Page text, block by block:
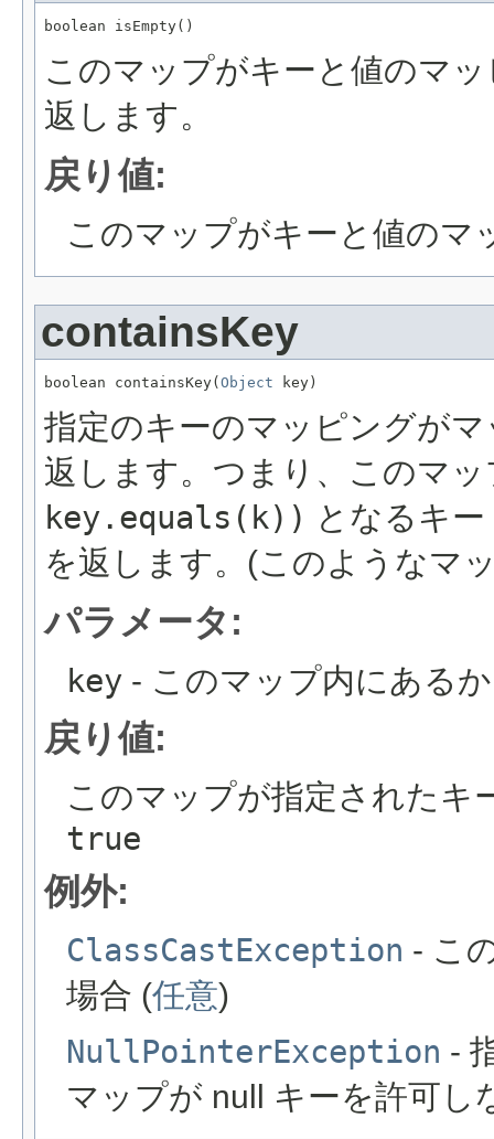
boolean isEmpty()
このマップがキーと値のマ
返します。
戻り値:
このマップがキーと値の
containsKey
boolean containsKey( Object key)
指定のキーのマッピングが
返します。つまり、このマッ
key.equals(k)) となるキー
を返します。(このようなマ
パラメータ:
key - このマップ内にある
戻り値:
このマップが指定されたキ
true
例外:
ClassCastException - こ
場合 (任意)
NullPointerException -
マップが null キーを許可し